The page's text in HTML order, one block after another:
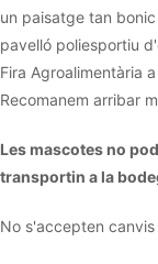
un paisatge tan
pavelló poliesportiu
Fira Agroalimentària
Recomanem arribar
Les mascotes no
transportin a la
No s'accepten canvis